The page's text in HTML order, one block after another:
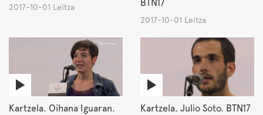
2017-10-01 Leitza
BTN17
2017-10-01 Leitza
Kartzela. Oihana Iguaran.
Kartzela. Julio Soto. BTN17